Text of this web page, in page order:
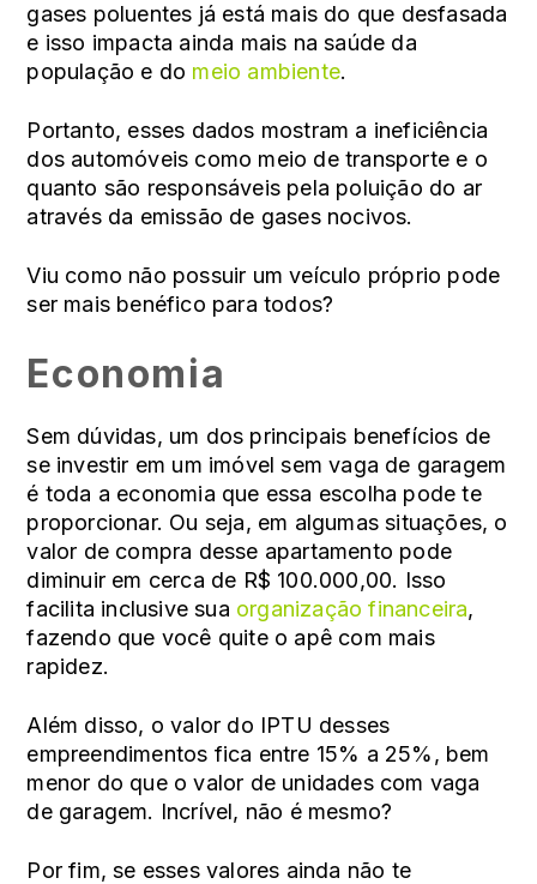
gases poluentes já está mais do que desfasada
e isso impacta ainda mais na saúde da
população e do meio ambiente.
Portanto, esses dados mostram a ineficiência
dos automóveis como meio de transporte e o
quanto são responsáveis pela poluição do ar
através da emissão de gases nocivos.
Viu como não possuir um veículo próprio pode
ser mais benéfico para todos?
Economia
Sem dúvidas, um dos principais benefícios de
se investir em um imóvel sem vaga de garagem
é toda a economia que essa escolha pode te
proporcionar. Ou seja, em algumas situações, o
valor de compra desse apartamento pode
diminuir em cerca de R$ 100.000,00. Isso
facilita inclusive sua organização financeira,
fazendo que você quite o apê com mais
rapidez.
Além disso, o valor do IPTU desses
empreendimentos fica entre 15% a 25%, bem
menor do que o valor de unidades com vaga
de garagem. Incrível, não é mesmo?
Por fim, se esses valores ainda não te